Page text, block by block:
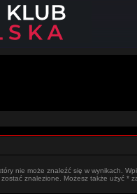
nie może znaleźć się w wynikach.
znalezione. Możesz także użyć *